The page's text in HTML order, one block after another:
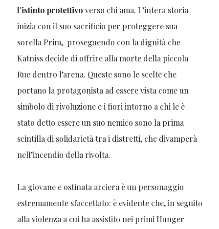
l’istinto protettivo verso chi ama. L’intera storia
inizia con il suo sacrificio per proteggere sua
sorella Prim, proseguendo con la dignità che
Katniss decide di offrire alla morte della piccola
Rue dentro l’arena. Queste sono le scelte che
portano la protagonista ad essere vista come un
simbolo di rivoluzione e i fiori intorno a chi le è
stato detto essere un suo nemico sono la prima
scintilla di solidarietà tra i distretti, che divamperà
nell’incendio della rivolta.
La giovane e ostinata arciera è un personaggio
estremamente sfaccettato: è evidente che, in seguito
alla violenza a cui ha assistito nei primi Hunger